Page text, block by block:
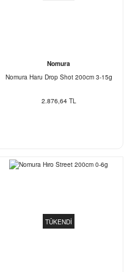
Nomura
Nomura Haru Drop Shot 200cm 3-15g
2.876,64 TL
TÜKENDİ